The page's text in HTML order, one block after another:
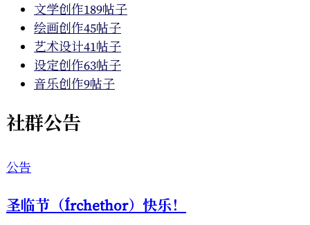
文学创作189帖子
绘画创作45帖子
艺术设计41帖子
设定创作63帖子
音乐创作9帖子
社群公告
公告
圣临节（Írchethor）快乐！